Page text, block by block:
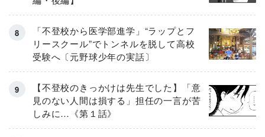
「不登校から医学部進学」“ラップとフ
リースクール”でトンネルを脱して高校
受験へ〔元野球少年の実話〕
【不登校のきっかけは先生でした】「意
見のない人間は損する」担任の一言が苦
しみに…《第１話》